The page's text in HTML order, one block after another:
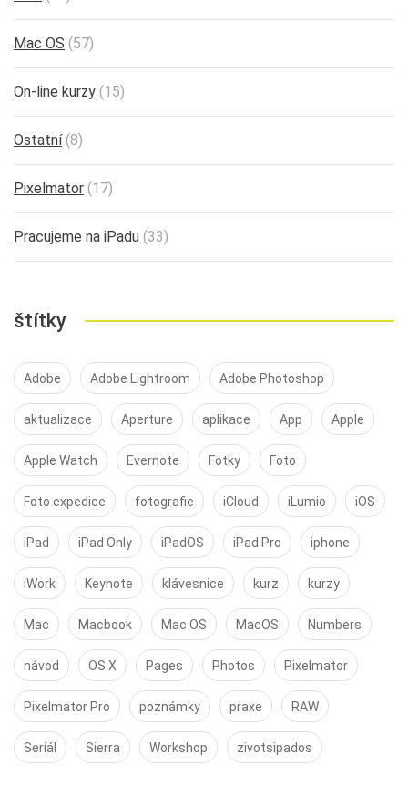
Mac OS (57)
On-line kurzy (15)
Ostatní(8)
Pixelmator (17)
Pracujeme na iPadu (33)
štítky
Adobe Adobe Lightroom Adobe Photoshop
aktualizace Aperture aplikace App Apple
Apple Watch Evernote Fotky Foto
Foto expedice fotografie iCloud iLumio iOS
iPad iPad Only iPadOS iPad Pro iphone
iWork Keynote klávesnice kurz kurzy
Mac Macbook Mac OS MacOS Numbers
návod OS X Pages Photos Pixelmator
Pixelmator Pro poznámky praxe RAW
Seriál Sierra Workshop zivotsipados